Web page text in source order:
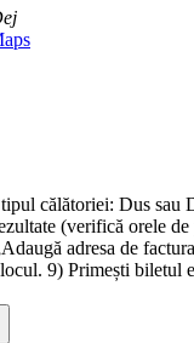
călătoriei: Dus
(verifică orele
adresa de
9) Primești